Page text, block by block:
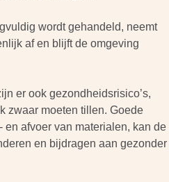
wordt gehandeld, neemt
af en blijft de omgeving
er ook gezondheidsrisico’s,
zwaar moeten tillen. Goede
en afvoer van materialen, kan de
en bijdragen aan gezonder